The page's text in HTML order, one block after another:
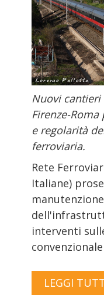
Nuovi
Firenze-
e regolarità
ferroviaria.
Rete
Italiane)
interventi
LEGGI